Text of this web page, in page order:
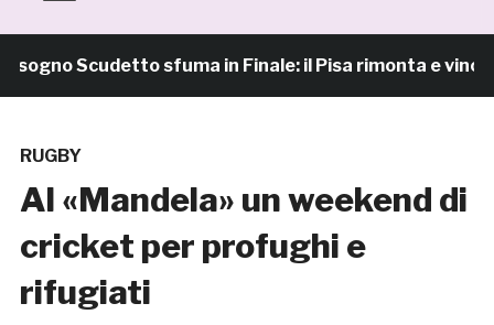
Scudetto sfuma in Finale: il Pisa rimonta e vince 7-4
RUGBY
Al «Mandela» un weekend di
cricket per profughi e
rifugiati